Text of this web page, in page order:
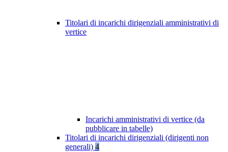
Titolari di incarichi dirigenziali amministrativi di
vertice
Incarichi amministrativi di vertice (da
pubblicare in tabelle)
Titolari di incarichi dirigenziali (dirigenti non
generali) 4